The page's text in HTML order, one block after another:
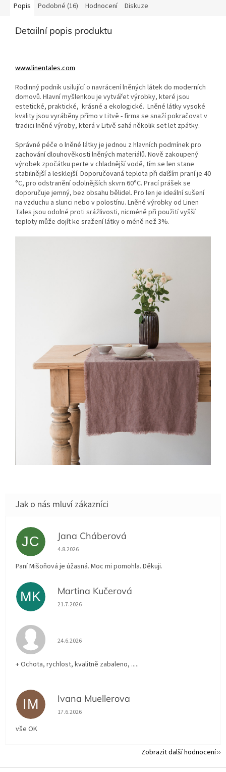
Popis Podobné (16) Hodnocení Diskuze
Detailní popis produktu
www.linentales.com
Rodinný podnik usilující o navrácení lněných látek do moderních
domovů. Hlavní myšlenkou je vytvářet výrobky, které jsou
estetické, praktické, krásné a ekologické. Lněné látky vysoké
kvality jsou vyráběny přímo v Litvě - firma se snaží pokračovat v
tradici lněné výroby, která v Litvě sahá několik set let zpátky.
Správné péče o lněné látky je jednou z hlavních podmínek pro
zachování dlouhověkosti lněných materiálů. Nově zakoupený
výrobek zpočátku perte v chladnější vodě, tím se len stane
stabilnější a lesklejší. Doporučovaná teplota při dalším praní je 40
°C, pro odstranění odolnějších skvrn 60°C. Prací prášek se
doporučuje jemný, bez obsahu bělidel. Pro len je ideální sušení
na vzduchu a slunci nebo v polostínu. Lněné výrobky od Linen
Tales jsou odolné proti srážlivosti, nicméně při použití vyšší
teploty může dojít ke sražení látky o méně než 3%.
JC Jana Cháberová
Hodnocení obchodu je 5 z 5 hvězdiček.
4.8.2026
Paní Mišoňová je úžasná. Moc mi pomohla. Děkuji.
MK Martina Kučerová
Hodnocení obchodu je 5 z 5 hvězdiček.
21.7.2026
Hodnocení obchodu je 5 z 5 hvězdiček.
24.6.2026
+ Ochota, rychlost, kvalitně zabaleno, .....
IM Ivana Muellerova
Hodnocení obchodu je 5 z 5 hvězdiček.
17.6.2026
vše OK
Zobrazit další hodnocení